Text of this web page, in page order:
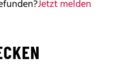
Jetzt melden